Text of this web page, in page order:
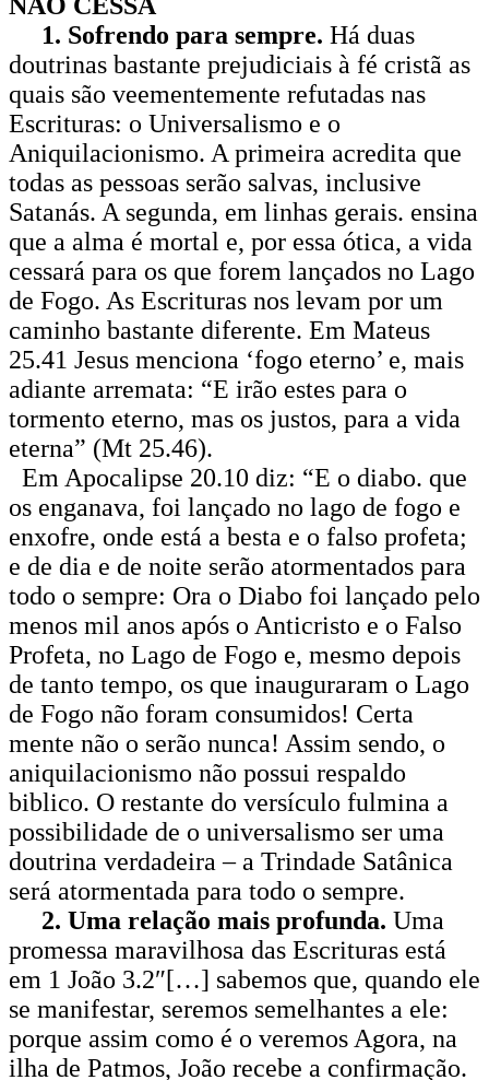
1. Sofrendo para sempre. Há duas
doutrinas bastante prejudiciais à fé cristã as
quais são veementemente refutadas nas
Escrituras: o Universalismo e o
Aniquilacionismo. A primeira acredita que
todas as pessoas serão salvas, inclusive
Satanás. A segunda, em linhas gerais. ensina
que a alma é mortal e, por essa ótica, a vida
cessará para os que forem lançados no Lago
de Fogo. As Escrituras nos levam por um
caminho bastante diferente. Em Mateus
25.41 Jesus menciona ‘fogo eterno’ e, mais
adiante arremata: “E irão estes para o
tormento eterno, mas os justos, para a vida
eterna” (Mt 25.46).
Em Apocalipse 20.10 diz: “E o diabo. que
os enganava, foi lançado no lago de fogo e
enxofre, onde está a besta e o falso profeta;
e de dia e de noite serão atormentados para
todo o sempre: Ora o Diabo foi lançado pelo
menos mil anos após o Anticristo e o Falso
Profeta, no Lago de Fogo e, mesmo depois
de tanto tempo, os que inauguraram o Lago
de Fogo não foram consumidos! Certa
mente não o serão nunca! Assim sendo, o
aniquilacionismo não possui respaldo
biblico. O restante do versículo fulmina a
possibilidade de o universalismo ser uma
doutrina verdadeira – a Trindade Satânica
será atormentada para todo o sempre.
2. Uma relação mais profunda. Uma
promessa maravilhosa das Escrituras está
em 1 João 3.2″[…] sabemos que, quando ele
se manifestar, seremos semelhantes a ele:
porque assim como é o veremos Agora, na
ilha de Patmos, João recebe a confirmação.